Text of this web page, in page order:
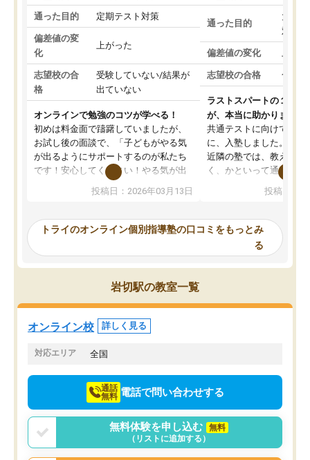
通った目的 定期テスト対策
偏差値の変
化
上がった
志望校の合
格
受験していない/結果が
出ていない
オンラインで勉強のコツが学べる！
初めは料金面で躊躇していましたが、
お試し後の面談で、「子どもがやる気
が出るようにサポートするのが私たち
です！安心してください！やる気が出
ないのは私たち講師の責任です」と言
ってくださり、確かに！と考えて、思
ったんですが、学生の先生から学ぶこ
み、徐々に成績が上がったらいいなと
思っていました。何が今足りないのか
を的確に指導いただき、子どももびっ
くりするほど楽しんでやる気を持って
塾を受けています。狙い通り、少しず
つ成績も上がり、苦手意識も無くなっ
てきたので、さらに苦手な数学も追加
でお願いしました。来年の高校受験に
投稿日：2026年03月13日
通った目的
大学
対策
偏差値の変化
志望校の合格 合格
ラストスパートの１か月
が、本当に助かりました
共通テストに向けての追
に、入塾しました。田舎
近隣の塾では、教えても
く、かといって通うには
可能なので本当に助か
らないところをピンポイ
頂いて、とてもわかり
していました。一生を
スト、多少お金がかかっ
投稿日：
トライのオンライン個別指導塾の口コミをもっとみ
る
岩切駅の教室一覧
オンライン校 詳しく見る
対応エリア 全国
通話
無料 電話で問い合わせする
無料体験を申し込む
無料
（リストに追加する）